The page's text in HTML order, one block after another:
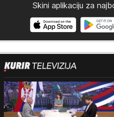
Skini aplikaciju za